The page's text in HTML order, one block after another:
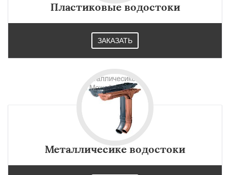
Пластиковые водостоки
ЗАКАЗАТЬ
Металличесике водостоки